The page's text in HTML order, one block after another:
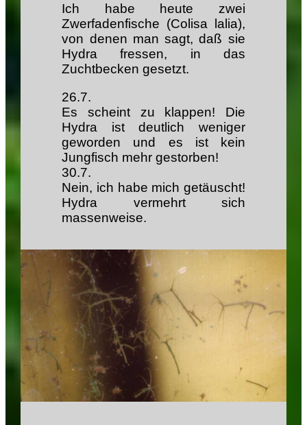
Ich habe heute zwei
Zwerfadenfische (Colisa lalia),
von denen man sagt, daß sie
Hydra fressen, in das
Zuchtbecken gesetzt.
26.7.
Es scheint zu klappen! Die
Hydra ist deutlich weniger
geworden und es ist kein
Jungfisch mehr gestorben!
30.7.
Nein, ich habe mich getäuscht!
Hydra vermehrt sich
massenweise.